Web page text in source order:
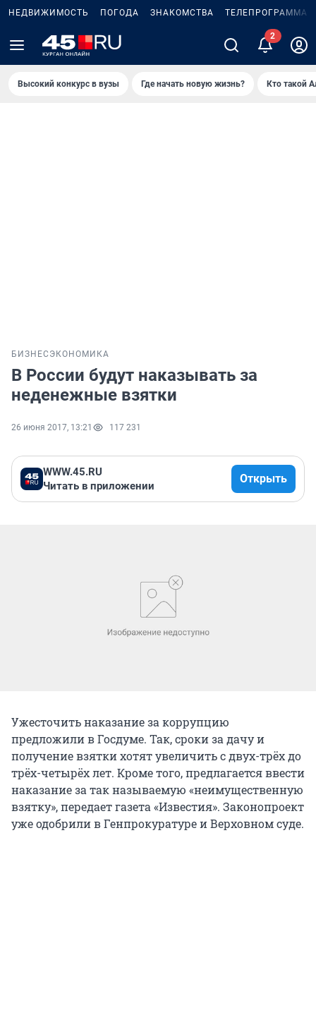
НЕДВИЖИМОСТЬ ПОГОДА ЗНАКОМСТВА ТЕЛЕПРОГРАММА
Высокий конкурс в вузы Где начать новую жизнь? Кто такой
БИЗНЕС ЭКОНОМИКА
В России будут наказывать за
неденежные взятки
26 июня 2017, 13:21 117 231
WWW.45.RU
Читать в приложении
Открыть
Ужесточить наказание за коррупцию
предложили в Госдуме. Так, сроки за дачу и
получение взятки хотят увеличить с двух-трёх до
трёх-четырёх лет. Кроме того, предлагается ввести
наказание за так называемую «неимущественную
взятку», передает газета «Известия». Законопроект
уже одобрили в Генпрокуратуре и Верховном суде.